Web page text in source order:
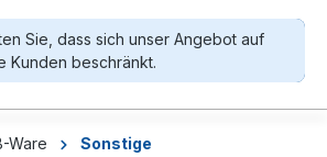
Sie, dass sich unser Angebot auf
Kunden beschränkt.
Ware Sonstige